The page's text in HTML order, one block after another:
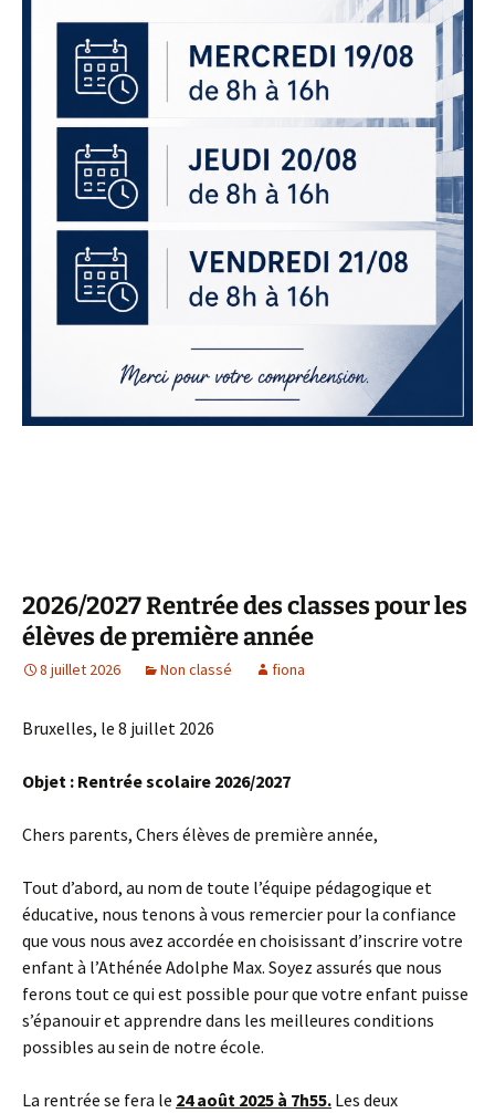
2026/2027 Rentrée des classes pour les
élèves de première année
8 juillet 2026 Non classé fiona
Bruxelles, le 8 juillet 2026
Objet : Rentrée scolaire 2026/2027
Chers parents, Chers élèves de première année,
Tout d’abord, au nom de toute l’équipe pédagogique et
éducative, nous tenons à vous remercier pour la confiance
que vous nous avez accordée en choisissant d’inscrire votre
enfant à l’Athénée Adolphe Max. Soyez assurés que nous
ferons tout ce qui est possible pour que votre enfant puisse
s’épanouir et apprendre dans les meilleures conditions
possibles au sein de notre école.
La rentrée se fera le 24 août 2025 à 7h55. Les deux